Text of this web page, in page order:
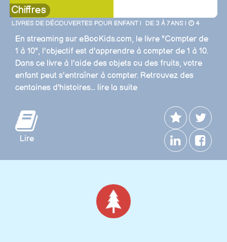
Chiffres
LIVRES DE DÉCOUVERTES POUR ENFANT | DE 3 À 7 ANS | 4
En streaming sur eBooKids.com, le livre "Compter de
1 à 10", l'objectif est d'apprendre à compter de 1 à 10.
Dans ce livre à l'aide des objets ou des fruits, votre
enfant peut s'entraîner à compter. Retrouvez des
centaines d'histoires... lire la suite
Lire
Noël